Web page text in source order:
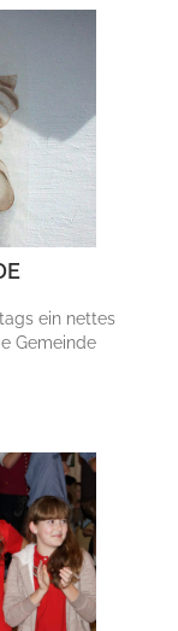
ein nettes
Gemeinde